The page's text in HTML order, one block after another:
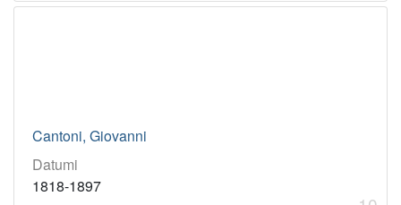
Cantoni, Giovanni
Datumi
1818-1897